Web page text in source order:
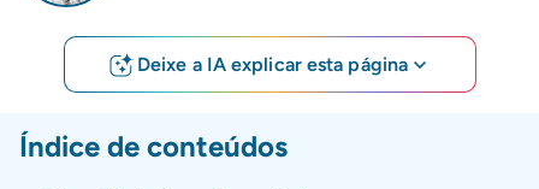
Deixe a IA explicar esta página
Índice de conteúdos